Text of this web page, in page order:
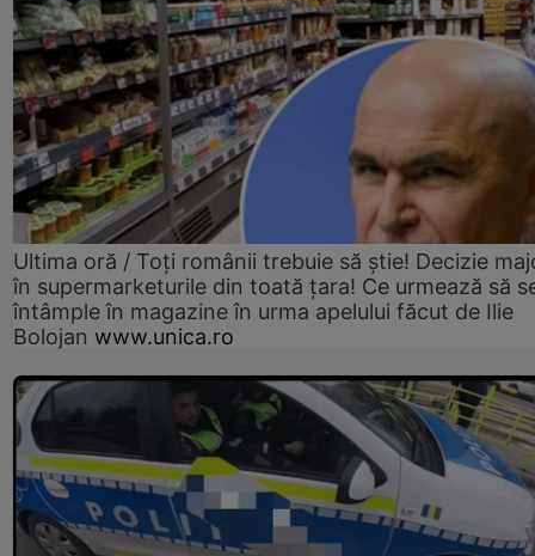
Ultima oră / Toți românii trebuie să știe! Decizie
în supermarketurile din toată țara! Ce urmează să
întâmple în magazine în urma apelului făcut de Ilie
Bolojan www.unica.ro